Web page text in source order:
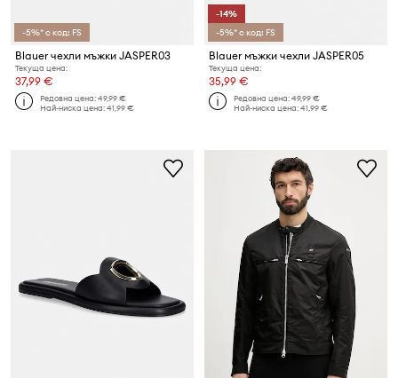
-5%* с код: FS
Blauer чехли мъжки JASPER03
Текуща цена:
37,99 €
Редовна цена:49,99 €
Най-ниска цена:41,99 €
-14%
-5%* с код: FS
Blauer мъжки чехли JASPER05
Текуща цена:
35,99 €
Редовна цена:49,99 €
Най-ниска цена:41,99 €